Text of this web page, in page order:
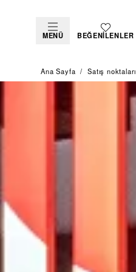
MENÜ BEĞENILENLER
Ana Sayfa Satış noktaları